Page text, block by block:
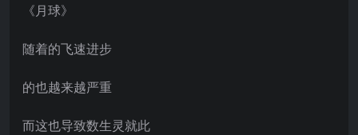
《月球》
随着的飞速进步
的也越来越严重
而这也导致数生灵就此